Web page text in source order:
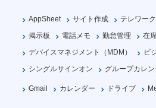
AppSheet サイト作成
テレワーク
掲示板
電話メモ 勤怠管理
在
デバイスマネジメント（MDM）
ビ
シングルサインオン
グループカレ
Gmail カレンダー ドライブ